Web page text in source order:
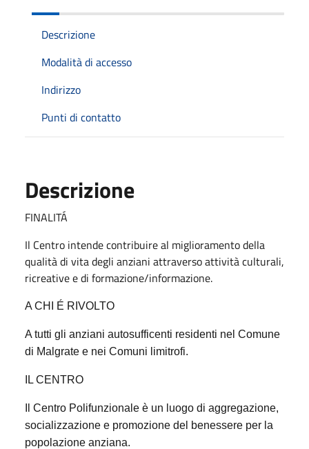
Descrizione
Modalità di accesso
Indirizzo
Punti di contatto
Descrizione
FINALITÁ
Il Centro intende contribuire al miglioramento della
qualità di vita degli anziani attraverso attività culturali,
ricreative e di formazione/informazione.
A CHI É RIVOLTO
A tutti gli anziani autosufficenti residenti nel Comune
di Malgrate e nei Comuni limitrofi.
IL CENTRO
Il Centro Polifunzionale è un luogo di aggregazione,
socializzazione e promozione del benessere per la
popolazione anziana.